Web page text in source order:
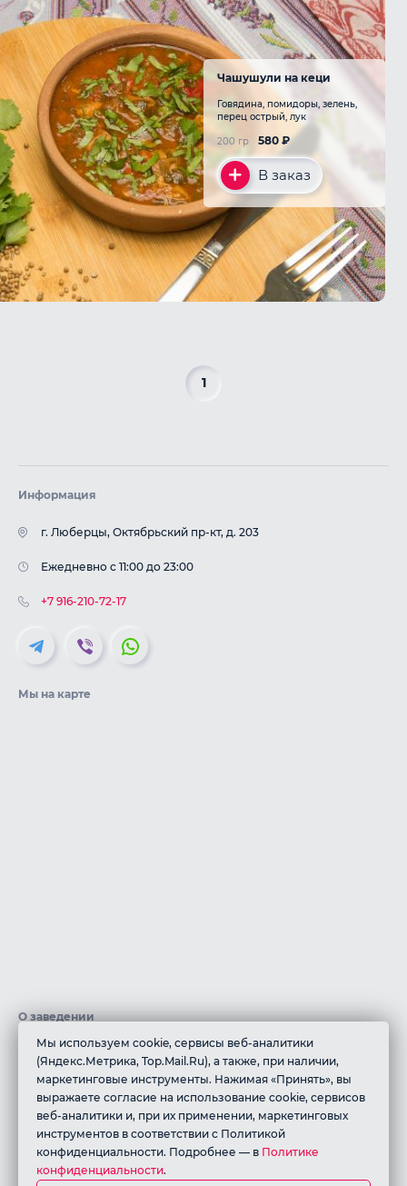
Чашушули на кеци
Говядина, помидоры, зелень,
перец острый, лук
580 ₽
200 гр
В заказ
1
Информация
г. Люберцы, Октябрьский пр-кт, д. 203
Ежедневно с 11:00 до 23:00
+7 916-210-72-17
Мы на карте
О заведении
В ресторане грузинской кухни «АРГО» мы создали атмосферу
грузинского дома, который всегда отличается особым
отношением к гостям!В нашем ресторане Вас встретят
радушием и знаменитым гостеприимством, а на Вашем столе
появится по настоящему вкусная, здоровая и разнообразная
еда, ароматы которой напомнят многоликое грузинское
многоголосые
Мы используем cookie, сервисы веб-аналитики
(Яндекс.Метрика, Top.Mail.Ru), а также, при наличии,
маркетинговые инструменты. Нажимая «Принять», вы
выражаете согласие на использование cookie, сервисов
веб-аналитики и, при их применении, маркетинговых
инструментов в соответствии с Политикой
конфиденциальности. Подробнее — в Политике
конфиденциальности.